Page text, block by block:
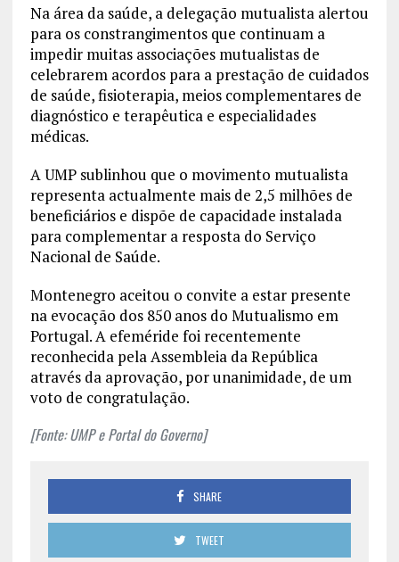
Na área da saúde, a delegação mutualista alertou
para os constrangimentos que continuam a
impedir muitas associações mutualistas de
celebrarem acordos para a prestação de cuidados
de saúde, fisioterapia, meios complementares de
diagnóstico e terapêutica e especialidades
médicas.
A UMP sublinhou que o movimento mutualista
representa actualmente mais de 2,5 milhões de
beneficiários e dispõe de capacidade instalada
para complementar a resposta do Serviço
Nacional de Saúde.
Montenegro aceitou o convite a estar presente
na evocação dos 850 anos do Mutualismo em
Portugal. A efeméride foi recentemente
reconhecida pela Assembleia da República
através da aprovação, por unanimidade, de um
voto de congratulação.
[Fonte: UMP e Portal do Governo]
SHARE
TWEET